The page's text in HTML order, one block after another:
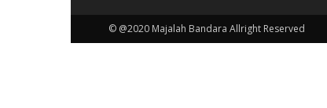
© @2020 Majalah Bandara Allright Reserved